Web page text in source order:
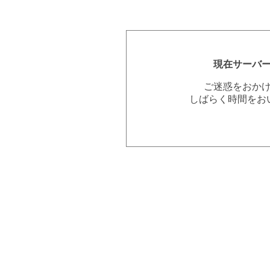
現在サーバ
ご迷惑をおか
しばらく時間を